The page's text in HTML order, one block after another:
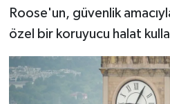
Roose'un, güvenlik
özel bir koruyucu halat